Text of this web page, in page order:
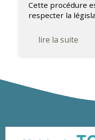
Cette procédure
respecter la
lire la suite